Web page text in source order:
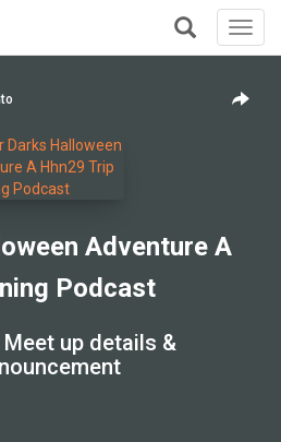
+
Adventure A
Podcast
up details &